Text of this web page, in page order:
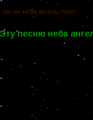
песню неба ангелы поют
Эту песню неба